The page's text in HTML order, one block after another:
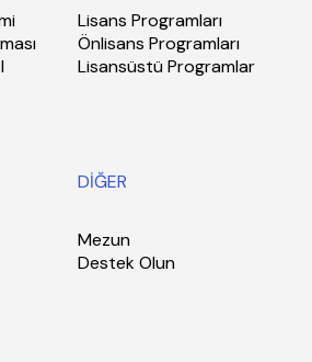
Lisans Programları
Önlisans Programları
Lisansüstü Programlar
DİĞER
Mezun
Destek Olun